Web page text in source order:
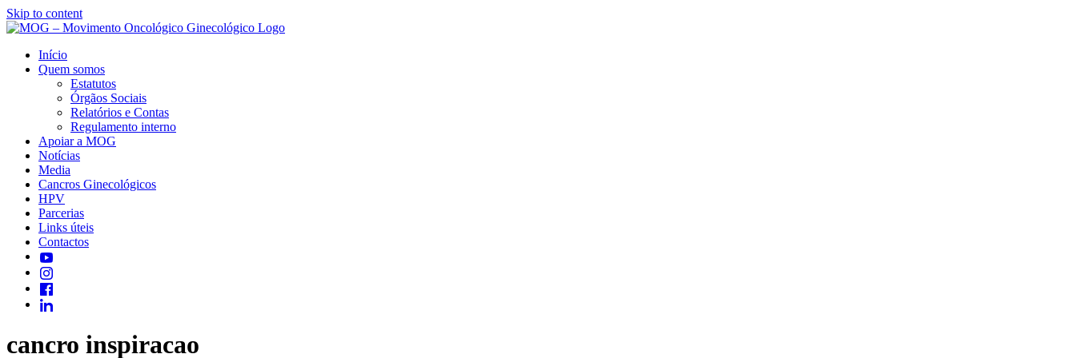
Skip to content
Início
Quem somos
Estatutos
Órgãos Sociais
Relatórios e Contas
Regulamento interno
Apoiar a MOG
Notícias
Media
Cancros Ginecológicos
HPV
Parcerias
Links úteis
Contactos
cancro inspiracao